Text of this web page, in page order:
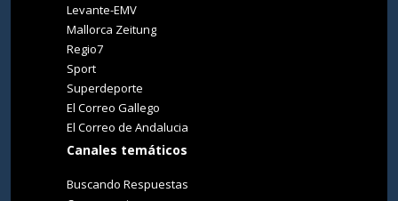
Levante-EMV
Mallorca Zeitung
Regio7
Sport
Superdeporte
El Correo Gallego
El Correo de Andalucia
Canales temáticos
Buscando Respuestas